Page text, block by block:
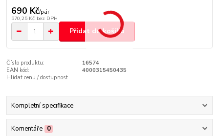
690 Kč/pár
570,25 Kč bez DPH
Přidat do košíku
Číslo produktu:
16574
EAN kód:
4000315450435
Hlídat cenu / dostupnost
Kompletní specifikace
Komentáře 0